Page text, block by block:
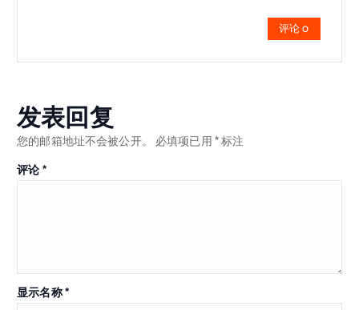
评论 0
发表回复
您的邮箱地址不会被公开。 必填项已用*标注
评论*
显示名称*